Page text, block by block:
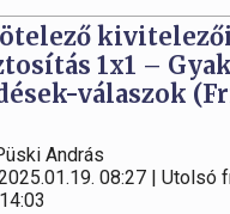
1x1 –
válaszok
András
08:27 | Utolsó